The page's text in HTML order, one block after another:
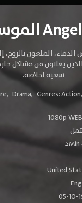
الدماء، الملعون
يعانون من مشاكل
سعيه لخلاصه.
, Drama, Genres: Action,
1080p